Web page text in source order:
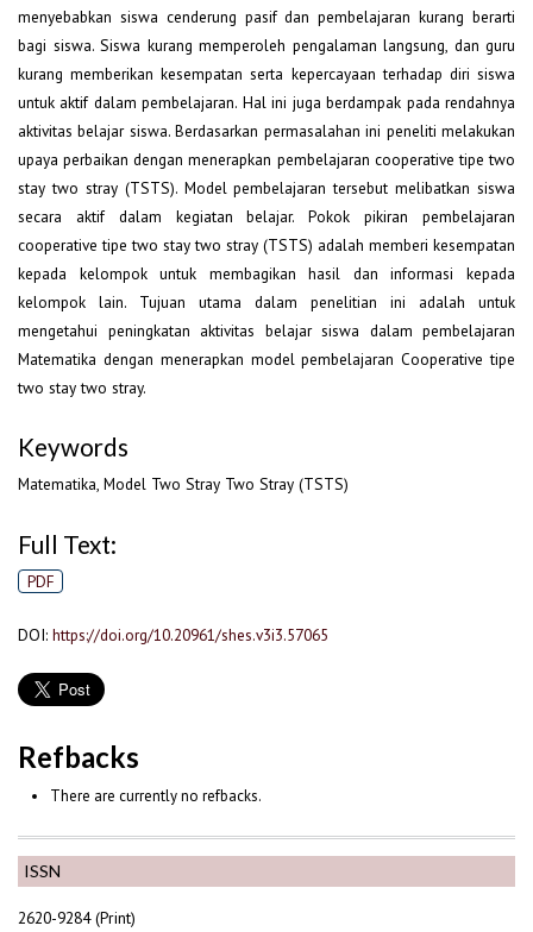
ISSN
2620-9284 (Print)
menyebabkan siswa cenderung pasif dan pembelajaran kurang berarti
bagi siswa. Siswa kurang memperoleh pengalaman langsung, dan guru
kurang memberikan kesempatan serta kepercayaan terhadap diri siswa
untuk aktif dalam pembelajaran. Hal ini juga berdampak pada rendahnya
aktivitas belajar siswa. Berdasarkan permasalahan ini peneliti melakukan
upaya perbaikan dengan menerapkan pembelajaran cooperative tipe two
stay two stray (TSTS). Model pembelajaran tersebut melibatkan siswa
secara aktif dalam kegiatan belajar. Pokok pikiran pembelajaran
cooperative tipe two stay two stray (TSTS) adalah memberi kesempatan
kepada kelompok untuk membagikan hasil dan informasi kepada
kelompok lain. Tujuan utama dalam penelitian ini adalah untuk
mengetahui peningkatan aktivitas belajar siswa dalam pembelajaran
Matematika dengan menerapkan model pembelajaran Cooperative tipe
two stay two stray.
Keywords
Matematika, Model Two Stray Two Stray (TSTS)
Full Text:
PDF
DOI: https://doi.org/10.20961/shes.v3i3.57065
Refbacks
There are currently no refbacks.